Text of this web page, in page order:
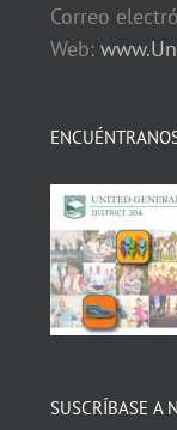
Correo
Web:
SUSCRÍBASE A